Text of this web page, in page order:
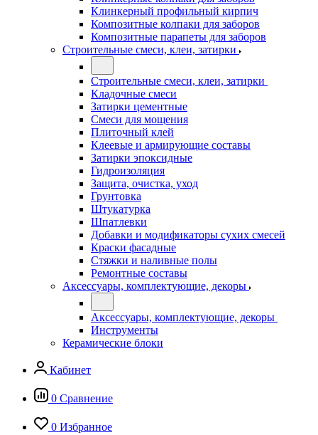
Клинкерный профильный кирпич
Композитные колпаки для заборов
Композитные парапеты для заборов
Строительные смеси, клеи, затирки
Строительные смеси, клеи, затирки
Кладочные смеси
Затирки цементные
Смеси для мощения
Плиточный клей
Клеевые и армирующие составы
Затирки эпоксидные
Гидроизоляция
Защита, очистка, уход
Грунтовка
Штукатурка
Шпатлевки
Добавки и модификаторы сухих смесей
Краски фасадные
Стяжки и наливные полы
Ремонтные составы
Аксессуары, комплектующие, декоры
Аксессуары, комплектующие, декоры
Инструменты
Керамические блоки
Кабинет
0 Сравнение
0 Избранное